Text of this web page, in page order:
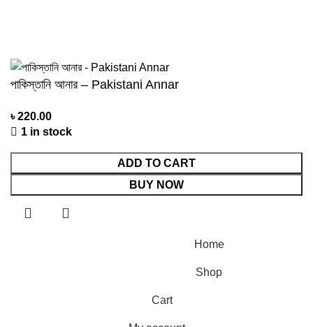
পাকিস্তানি আনার – Pakistani Annar
৳220.00
1 in stock
ADD TO CART
BUY NOW
Home
Shop
Cart